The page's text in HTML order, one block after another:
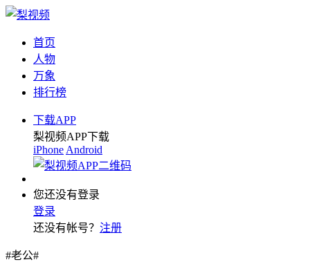
首页
人物
万象
排行榜
下载APP
梨视频APP下载
iPhone Android
您还没有登录
登录
还没有帐号？ 注册
#老公#